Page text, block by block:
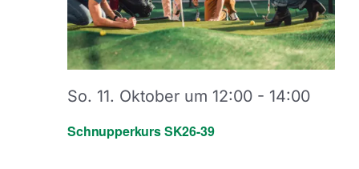
Schnupperkurs SK26-39
So. 11. Oktober um 12:00 - 14:00